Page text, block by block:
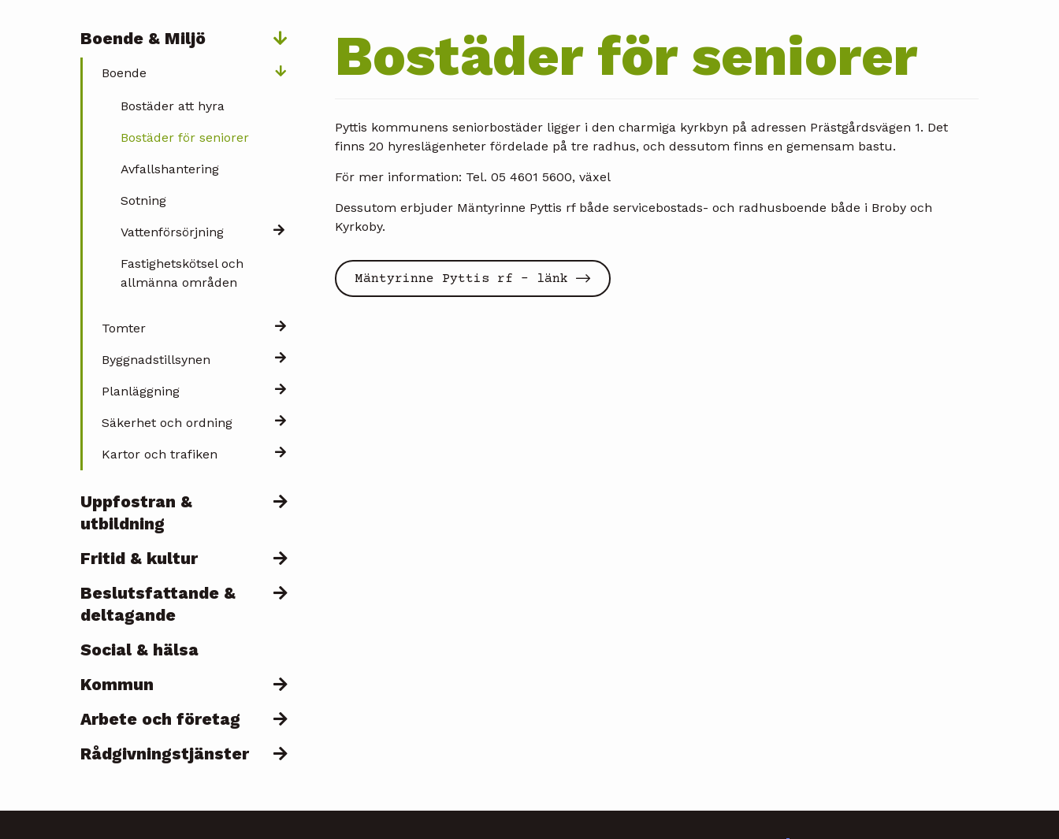
Päävalikko
Boende & Miljö
Boende
Bostäder att hyra
Bostäder för seniorer
Avfallshantering
Sotning
Vattenförsörjning
Fastighetskötsel och
allmänna områden
Tomter
Byggnadstillsynen
Planläggning
Säkerhet och ordning
Kartor och trafiken
Uppfostran &
utbildning
Fritid & kultur
Beslutsfattande &
deltagande
Social & hälsa
Kommun
Arbete och företag
Rådgivningstjänster
Bostäder för seniorer
Pyttis kommunens seniorbostäder ligger i den charmiga kyrkbyn på adressen Prästgårdsvägen 1. Det
finns 20 hyreslägenheter fördelade på tre radhus, och dessutom finns en gemensam bastu.
För mer information: Tel. 05 4601 5600, växel
Dessutom erbjuder Mäntyrinne Pyttis rf både servicebostads- och radhusboende både i Broby och
Kyrkoby.
Mäntyrinne Pyttis rf - länk